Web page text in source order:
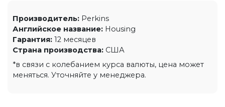
Производитель: Perkins
Английское название: Housing
Гарантия: 12 месяцев
Страна производства: США
*в связи с колебанием курса валюты, цена может
меняться. Уточняйте у менеджера.